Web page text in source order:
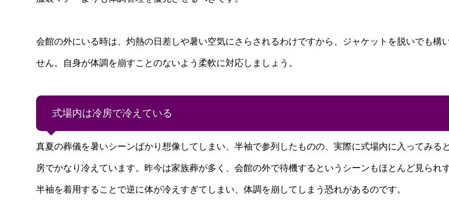
会館の外にいる時は、灼熱の日差しや暑い空気にさらされるわけですから、ジャケットを脱いでも構
せん。自身が体調を崩すことのないよう柔軟に対応しましょう。
式場内は冷房で冷えている
真夏の葬儀を暑いシーンばかり想像してしまい、半袖で参列したものの、実際に式場内に入ってみる
房でかなり冷えています。昨今は家族葬が多く、会館の外で待機するというシーンもほとんど見られず
半袖を着用することで逆に体が冷えすぎてしまい、体調を崩してしまう恐れがあるのです。